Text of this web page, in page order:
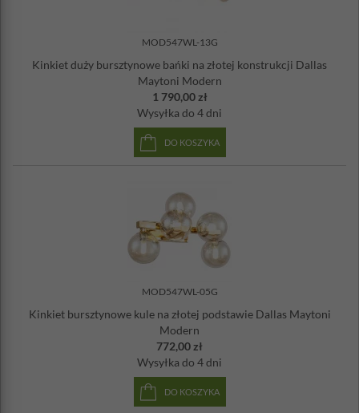
MOD547WL-13G
Kinkiet duży bursztynowe bańki na złotej konstrukcji Dallas
Maytoni Modern
1 790,00 zł
Wysyłka do 4 dni
DO KOSZYKA
MOD547WL-05G
Kinkiet bursztynowe kule na złotej podstawie Dallas Maytoni
Modern
772,00 zł
Wysyłka do 4 dni
DO KOSZYKA